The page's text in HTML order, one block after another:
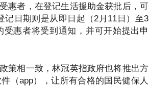
惠者，在登记生活援助金获批后，可
记日期则是从即日起（2月11日）至3
惠者将受到通知，并可开始提出申
策相一致，林冠英指政府也将推出方
（app），让所有合格的国民健保人